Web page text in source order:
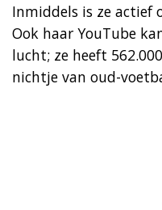
Inmiddels is ze actief
Ook haar YouTube
lucht; ze heeft
nichtje van oud-